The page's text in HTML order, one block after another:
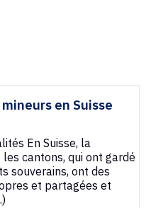
en Suisse
En Suisse, la
cantons, qui ont gardé
souverains, ont des
et partagées et